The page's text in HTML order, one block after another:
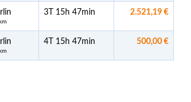
3T 15h 47min 2.521,19 €
4T 15h 47min 500,00 €